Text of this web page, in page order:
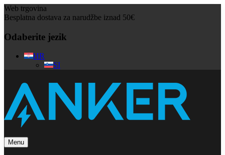
Web trgovina
Besplatna dostava za narudžbe iznad 50€
Odaberite jezik
HR
SI
Menu